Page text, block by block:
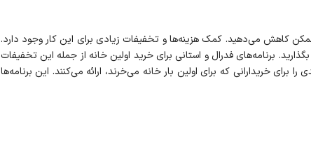
کاهش می‌دهید. کمک هزینه‌ها و تخفیفات زیادی برای این کار وجود دارد.
برنامه‌های فدرال و استانی برای خرید اولین خانه از جمله این تخفیفات
خریدارانی که برای اولین بار خانه می‌خرند، ارائه می‌کنند. این برنامه‌ها